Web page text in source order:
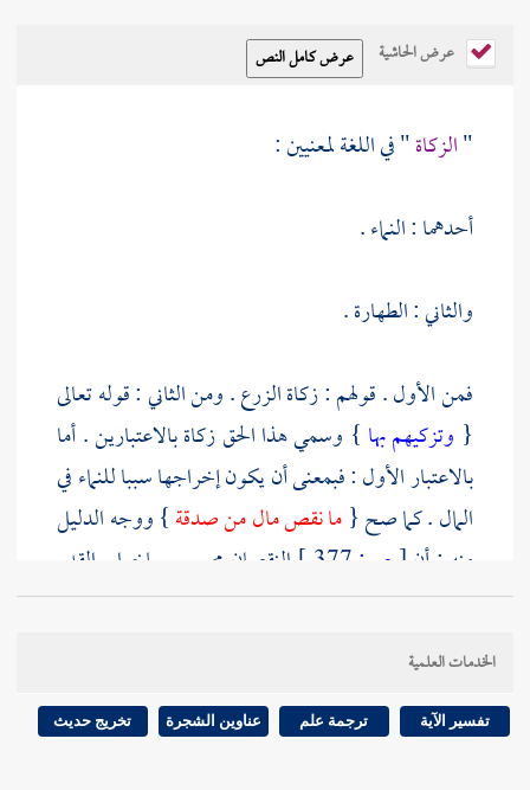
عرض الحاشية
"الزكاة" في اللغة لمعنيين :
أحدهما : النماء .
والثاني : الطهارة .
فمن الأول . قولهم : زكاة الزرع . ومن الثاني : قوله تعالى
{ وتزكيهم بها } وسمي هذا الحق زكاة بالاعتبارين . أما
بالاعتبار الأول : فبمعنى أن يكون إخراجها سببا للنماء في
المال . كما صح {ما نقص مال من صدقة} ووجه الدليل
منه : أن [ص:
النقصان محسوس بإخراج القدر
الواجب . فلا يكون غير ناقص إلا بزيادة تبلغه إلى ما كان
عليه ، على المعنيين جميعا . أعني : المعنوي والحسي في
الزيادة . أو بمعنى : أن متعلقها الأموال ذات النماء .
وسميت بالنماء لتعلقها به أو بمعنى تضعيف أجورها . كما
الخدمات العلمية
تفسير الآية ترجمة علم عناوين الشجرة تخريج حديث